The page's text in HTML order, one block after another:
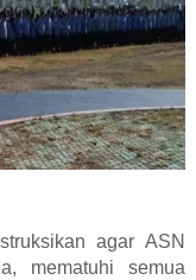
agar ASN
mematuhi semua